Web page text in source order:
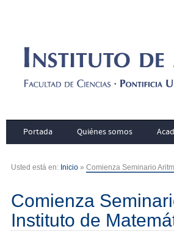
Portada Quiénes somos
Usted está en: Inicio » Comienza Seminario
Comienza
Instituto de